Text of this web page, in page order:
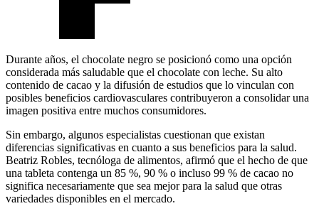
Durante años, el chocolate negro se posicionó como una opción
considerada más saludable que el chocolate con leche. Su alto
contenido de cacao y la difusión de estudios que lo vinculan con
posibles beneficios cardiovasculares contribuyeron a consolidar una
imagen positiva entre muchos consumidores.
Sin embargo, algunos especialistas cuestionan que existan
diferencias significativas en cuanto a sus beneficios para la salud.
Beatriz Robles, tecnóloga de alimentos, afirmó que el hecho de que
una tableta contenga un 85 %, 90 % o incluso 99 % de cacao no
significa necesariamente que sea mejor para la salud que otras
variedades disponibles en el mercado.